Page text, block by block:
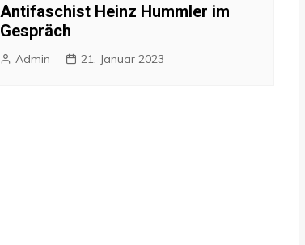
Antifaschist Heinz Hummler im
Gespräch
Admin 21. Januar 2023